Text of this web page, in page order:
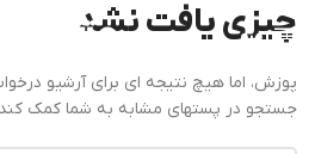
منو
چیزی یافت نشد
پوزش، اما هیچ نتیجه ای برای آرشیو
جستجو در پستهای مشابه به شما کمک